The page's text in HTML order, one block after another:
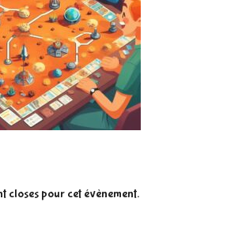
closes pour cet évènement.